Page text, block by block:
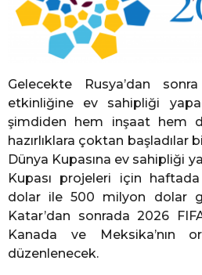
Gelecekte Rusya’dan
etkinliğine ev sahipliği
şimdiden hem inşaat hem
hazırlıklara çoktan başladılar
Dünya Kupasına ev sahipliği
Kupası projeleri için
dolar ile 500 milyon dolar
Katar’dan sonrada 2026
Kanada ve Meksika’nın
düzenlenecek.